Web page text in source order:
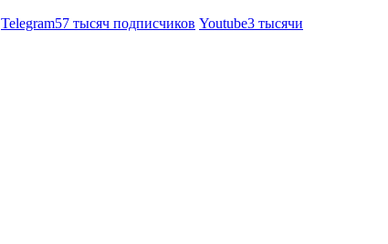
Telegram57 тысяч подписчиков Youtube3 тысячи